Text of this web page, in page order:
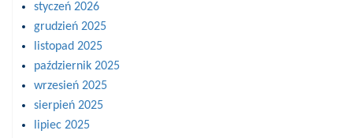
styczeń 2026
grudzień 2025
listopad 2025
październik 2025
wrzesień 2025
sierpień 2025
lipiec 2025